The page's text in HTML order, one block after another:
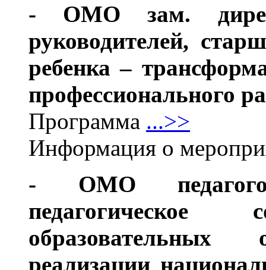
- ОМО зам.
руководителей,
ребенка –
профессионального
Программа ...>>
Информация о
- ОМО педагогов-
педагогическое
реализации